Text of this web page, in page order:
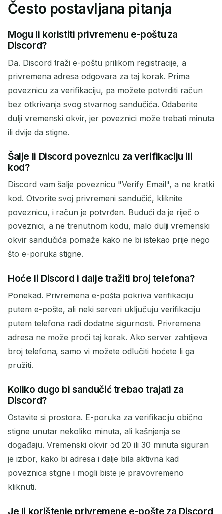
Često postavljana pitanja
Mogu li koristiti privremenu e-poštu za
Discord?
Da. Discord traži e-poštu prilikom registracije, a
privremena adresa odgovara za taj korak. Prima
poveznicu za verifikaciju, pa možete potvrditi račun
bez otkrivanja svog stvarnog sandučića. Odaberite
dulji vremenski okvir, jer poveznici može trebati minuta
ili dvije da stigne.
Šalje li Discord poveznicu za verifikaciju ili
kod?
Discord vam šalje poveznicu "Verify Email", a ne kratki
kod. Otvorite svoj privremeni sandučić, kliknite
poveznicu, i račun je potvrđen. Budući da je riječ o
poveznici, a ne trenutnom kodu, malo dulji vremenski
okvir sandučića pomaže kako ne bi istekao prije nego
što e-poruka stigne.
Hoće li Discord i dalje tražiti broj telefona?
Ponekad. Privremena e-pošta pokriva verifikaciju
putem e-pošte, ali neki serveri uključuju verifikaciju
putem telefona radi dodatne sigurnosti. Privremena
adresa ne može proći taj korak. Ako server zahtijeva
broj telefona, samo vi možete odlučiti hoćete li ga
pružiti.
Koliko dugo bi sandučić trebao trajati za
Discord?
Ostavite si prostora. E-poruka za verifikaciju obično
stigne unutar nekoliko minuta, ali kašnjenja se
događaju. Vremenski okvir od 20 ili 30 minuta siguran
je izbor, kako bi adresa i dalje bila aktivna kad
poveznica stigne i mogli biste je pravovremeno
kliknuti.
Je li korištenje privremene e-pošte za Discord